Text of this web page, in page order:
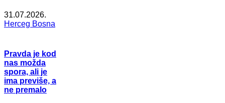
31.07.2026.
Herceg Bosna
Pravda je kod
nas možda
spora, ali je
ima previše, a
ne premalo